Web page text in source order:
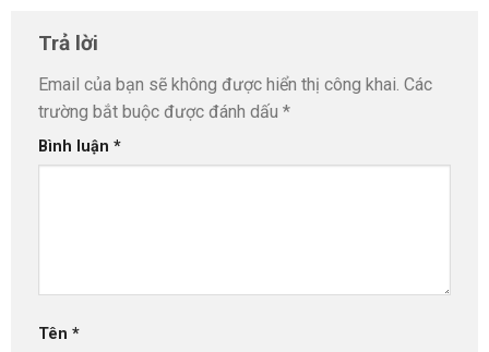
Trả lời
Email của bạn sẽ không được hiển thị công khai. Các
trường bắt buộc được đánh dấu *
Bình luận *
Tên *